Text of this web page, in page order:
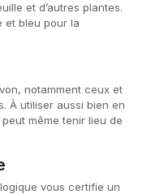
et d’autres plantes.
et bleu pour la
notamment ceux et
À utiliser aussi bien en
même tenir lieu de
vous certifie un